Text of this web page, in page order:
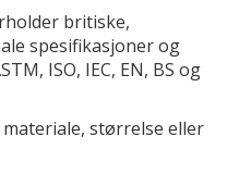
britiske,
spesifikasjoner og
ISO, IEC, EN, BS og
størrelse eller